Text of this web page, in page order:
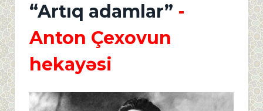
“Artıq adamlar” -
Anton Çexovun
hekayəsi